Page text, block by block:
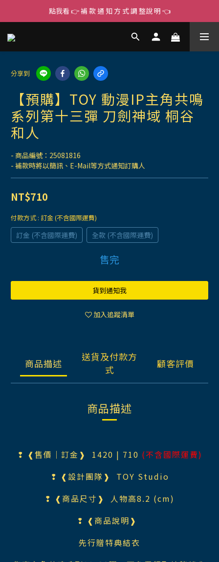
點我看 👉 補 款 通 知 方 式 調 整說 明 👈
分享到
【預購】TOY 動漫IP主角共鳴
系列第十三彈 刀劍神域 桐谷
和人
- 商品編號：25081816
- 補款時將以簡訊、E-Mail等方式通知訂購人
NT$710
付款方式 : 訂金 (不含國際運費)
訂金 (不含國際運費) 全款 (不含國際運費)
售完
貨到通知我
加入追蹤清單
商品描述
送貨及付款方
式
顧客評價
商品描述
❢ ❰售價｜訂金❱ 1420 | 710 (不含國際運費)
❢ ❰設計團隊❱ TOY Studio
❢ ❰商品尺寸❱ 人物高8.2 (cm)
❢ ❰商品說明❱
先行贈特典結衣